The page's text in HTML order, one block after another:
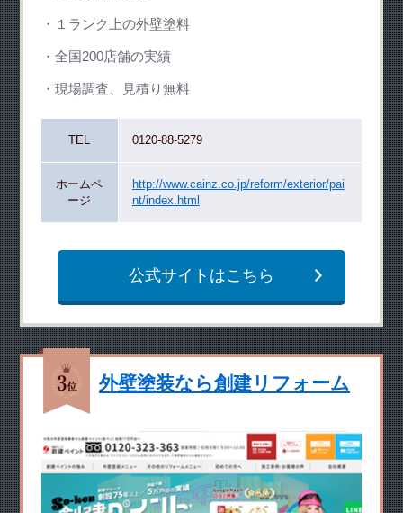
１ランク上の外壁塗料
全国200店舗の実績
現場調査、見積り無料
TEL 0120-88-5279
ホームペ
ージ
http://www.cainz.co.jp/reform/exterior/pai
nt/index.html
公式サイトはこちら
外壁塗装なら創建リフォーム